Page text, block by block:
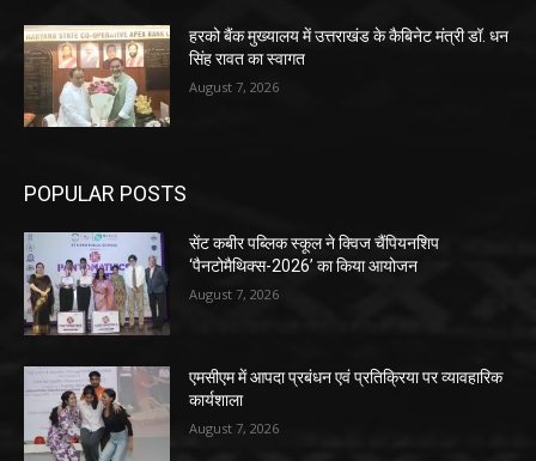
हरको बैंक मुख्यालय में उत्तराखंड के कैबिनेट मंत्री डॉ. धन
सिंह रावत का स्वागत
August 7, 2026
POPULAR POSTS
सेंट कबीर पब्लिक स्कूल ने क्विज चैंपियनशिप
‘पैनटोमैथिक्स-2026’ का किया आयोजन
August 7, 2026
एमसीएम में आपदा प्रबंधन एवं प्रतिक्रिया पर व्यावहारिक
कार्यशाला
August 7, 2026